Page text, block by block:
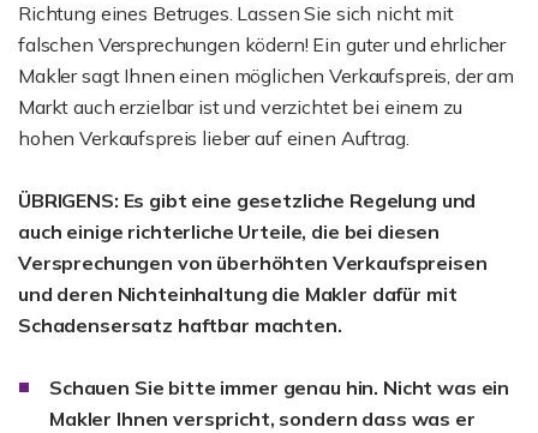
Richtung eines Betruges. Lassen Sie sich nicht mit
falschen Versprechungen ködern! Ein guter und ehrlicher
Makler sagt Ihnen einen möglichen Verkaufspreis, der am
Markt auch erzielbar ist und verzichtet bei einem zu
hohen Verkaufspreis lieber auf einen Auftrag.
ÜBRIGENS: Es gibt eine gesetzliche Regelung und
auch einige richterliche Urteile, die bei diesen
Versprechungen von überhöhten Verkaufspreisen
und deren Nichteinhaltung die Makler dafür mit
Schadensersatz haftbar machten.
Schauen Sie bitte immer genau hin. Nicht was ein
Makler Ihnen verspricht, sondern dass was er